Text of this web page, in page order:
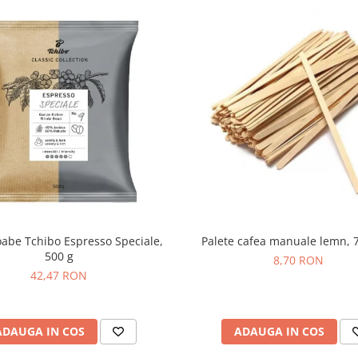
Tchibo Espresso Speciale,
500 g
42,47 RON
IN COS
Palete cafea manuale lemn,
8,70 RON
ADAUGA IN COS